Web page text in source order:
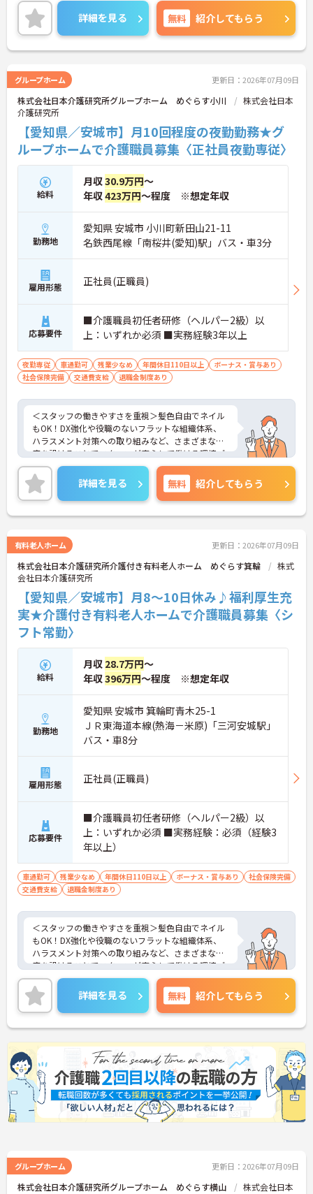
＜ライフスタイルに合わせた勤務形態＞夜勤ありの
シフト常勤、日勤専従、夜勤専従といったさまざま
な働き方が設定されている法人です。
＜チームで連携しながらのお仕事＞一人ひとりが主
野は互いで補い合うなど、チームとしてしっかりと
連携を取りながら日々の業務に努められています。
ご興味のある方には、面接対策ポイント等、さらに
詳細をお話ししますのでお気軽にご相談ください！
詳細を見る 無料 紹介してもらう
グループホーム 更新日：2026年07月09日
株式会社日本介護研究所グループホーム めぐらす小川
株式会社日本
介護研究所
【愛知県／安城市】月10回程度の夜勤勤務★グ
ループホームで介護職員募集〈正社員夜勤専従〉
給料
月収30.9万円～
年収423万円～程度 ※想定年収
勤務地
愛知県 安城市 小川町新田山21-11
名鉄西尾線「南桜井(愛知)駅」バス・車3分
雇用形態 正社員(正職員)
応募要件
■介護職員初任者研修（ヘルパー2級）以
上：いずれか必須 ■実務経験3年以上
夜勤専従 車通勤可 残業少なめ 年間休日110日以上
ボーナス・賞与あり
社会保険完備
交通費支給 退職金制度あり
＜スタッフの働きやすさを重視＞髪色自由でネイル
もOK！DX強化や役職のないフラットな組織体系、
ハラスメント対策への取り組みなど、さまざまな制
度を設けることでスタッフが安心して働ける環境づ
くりに取り組まれています。
＜ライフスタイルに合わせた勤務形態＞夜勤ありの
シフト常勤、日勤専従、夜勤専従といったさまざま
な働き方が設定されている法人です。
＜チームで連携しながらのお仕事＞一人ひとりが主
野は互いで補い合うなど、チームとしてしっかりと
連携を取りながら日々の業務に努められています。
ご興味のある方には、面接対策ポイント等、さらに
詳細をお話ししますのでお気軽にご相談ください！
詳細を見る 無料 紹介してもらう
有料老人ホーム 更新日：2026年07月09日
株式会社日本介護研究所介護付き有料老人ホーム めぐらす箕輪
株式
会社日本介護研究所
【愛知県／安城市】月8～10日休み♪福利厚生充
実★介護付き有料老人ホームで介護職員募集〈シ
フト常勤〉
給料
月収 28.7万円～
年収396万円～程度 ※想定年収
勤務地
愛知県 安城市 箕輪町青木25-1
ＪＲ東海道本線(熱海－米原)「三河安城駅」
バス・車8分
雇用形態 正社員(正職員)
応募要件
■介護職員初任者研修（ヘルパー2級）以
上：いずれか必須 ■実務経験：必須（経験3
年以上）
車通勤可 残業少なめ 年間休日110日以上 ボーナス・賞与あり
社会保険完備
交通費支給
退職金制度あり
＜スタッフの働きやすさを重視＞髪色自由でネイル
もOK！DX強化や役職のないフラットな組織体系、
ハラスメント対策への取り組みなど、さまざまな制
度を設けることでスタッフが安心して働ける環境づ
くりに取り組まれています。
＜ライフスタイルに合わせた勤務形態＞夜勤ありの
シフト常勤、日勤専従、夜勤専従といったさまざま
な働き方が設定されている法人です。
＜チームで連携しながらのお仕事＞一人ひとりが主
体性をもって働くことを大切にしながらも、苦手分
野は互いで補い合うなど、チームとしてしっかりと
連携を取りながら日々の業務に努められています。
ご興味のある方には、面接対策ポイント等、さらに
詳細をお話ししますのでお気軽にご相談ください！
詳細を見る 無料 紹介してもらう
グループホーム 更新日：2026年07月09日
株式会社日本介護研究所グループホーム めぐらす横山
株式会社日本